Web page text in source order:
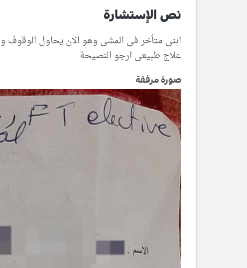
نص الإستشارة
ابنى متأخر فى المشى وهو الان يحاول
علاج طبيعى ارجو النصيحة
صورة مرفقة